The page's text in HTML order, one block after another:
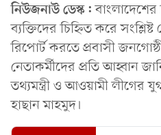
নিউজনাউ ডেস্ক:
ব্যক্তিদের চিহ্নিত করে
রিপোর্ট করতে প্রবাসী
নেতাকর্মীদের প্রতি আহ্বান
তথ্যমন্ত্রী ও আওয়ামী লীগের
হাছান মাহমুদ।